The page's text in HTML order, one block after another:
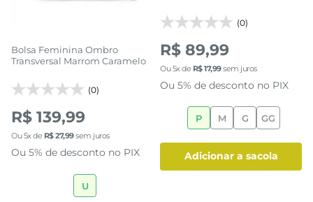
Bolsa Feminina Ombro
Transversal Marrom Caramelo
(0)
R$ 139,99
Ou5x de R$27,99sem juros
Ou 5% de desconto no PIX
U
(0)
R$ 89,99
Ou5x de R$17,99sem juros
Ou 5% de desconto no PIX
P M G GG
adicionar a sacola